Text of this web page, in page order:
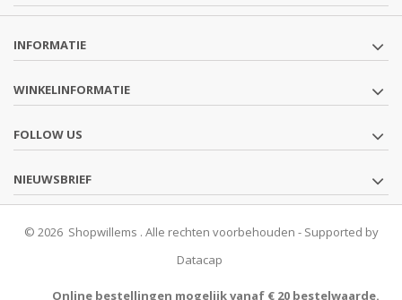
INFORMATIE
WINKELINFORMATIE
FOLLOW US
NIEUWSBRIEF
© 2026 Shopwillems . Alle rechten voorbehouden - Supported by
Datacap
Online bestellingen mogelijk vanaf € 20 bestelwaarde.